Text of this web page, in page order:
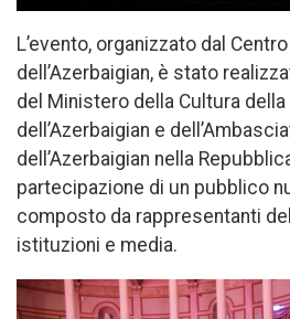
L’evento, organizzato dal
dell’Azerbaigian, è stato
del Ministero della Cultura
dell’Azerbaigian e
dell’Azerbaigian nella
partecipazione di un pubblico
composto da rappresentanti
istituzioni e media.